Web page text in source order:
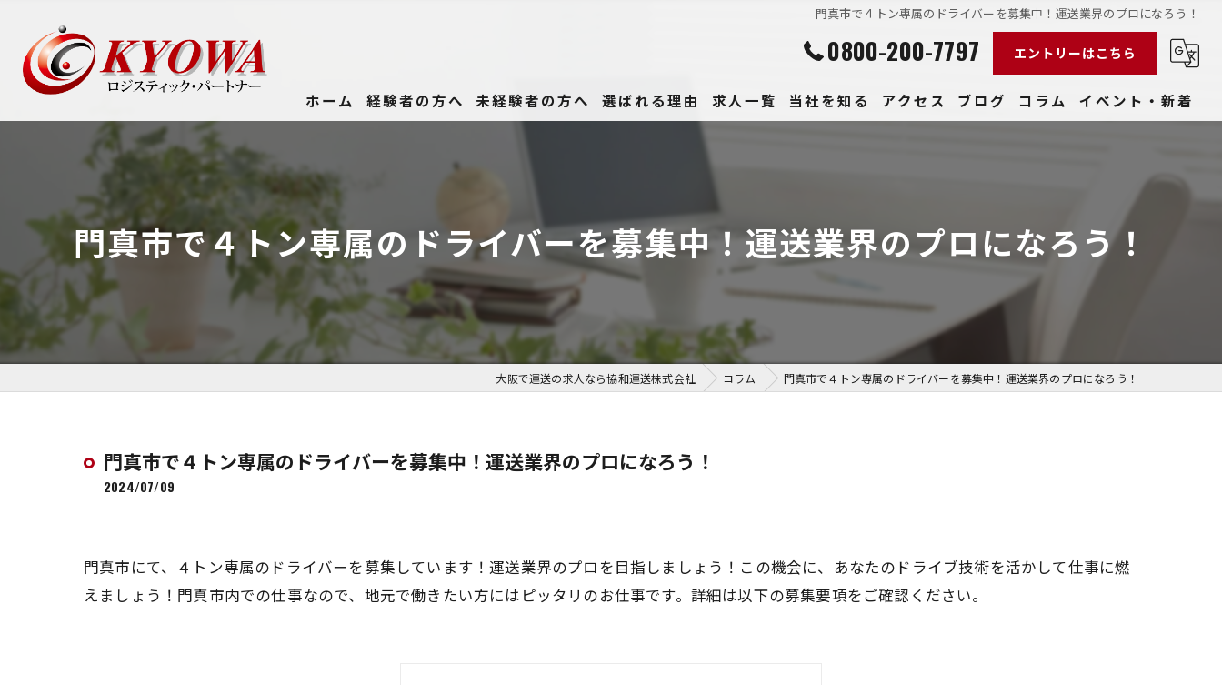
門真市で４トン専属のドライバーを募集中！運送業界のプロになろう！
0800-200-7797 エントリーはこちら
ホーム 経験者の方へ 未経験者の方へ 選ばれる理由 求人一覧 当社を知る
高収入
アクセス ブログ コラム イベント・新着
門真市で４トン専属のドライバーを募集中！運送業界のプロになろう！
大阪で運送の求人なら協和運送株式会社 コラム 門真市で４トン専属のドライバーを募集中！運送業界のプロになろう！
門真市で４トン専属のドライバーを募集中！運送業界のプロになろう！
2024/07/09
門真市にて、４トン専属のドライバーを募集しています！運送業界のプロを目指しましょう！この機会に、あなたのドライブ技術を活かして仕事に燃
えましょう！門真市内での仕事なので、地元で働きたい方にはピッタリのお仕事です。詳細は以下の募集要項をご確認ください。